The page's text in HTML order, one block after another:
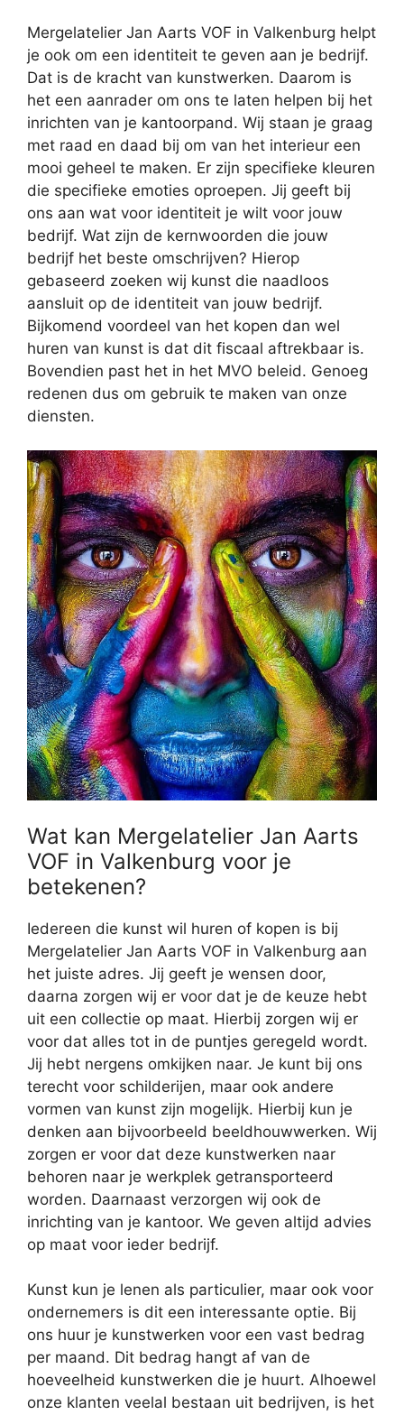
Mergelatelier Jan Aarts VOF in Valkenburg helpt
je ook om een identiteit te geven aan je bedrijf.
Dat is de kracht van kunstwerken. Daarom is
het een aanrader om ons te laten helpen bij het
inrichten van je kantoorpand. Wij staan je graag
met raad en daad bij om van het interieur een
mooi geheel te maken. Er zijn specifieke kleuren
die specifieke emoties oproepen. Jij geeft bij
ons aan wat voor identiteit je wilt voor jouw
bedrijf. Wat zijn de kernwoorden die jouw
bedrijf het beste omschrijven? Hierop
gebaseerd zoeken wij kunst die naadloos
aansluit op de identiteit van jouw bedrijf.
Bijkomend voordeel van het kopen dan wel
huren van kunst is dat dit fiscaal aftrekbaar is.
Bovendien past het in het MVO beleid. Genoeg
redenen dus om gebruik te maken van onze
diensten.
Wat kan Mergelatelier Jan Aarts
VOF in Valkenburg voor je
betekenen?
Iedereen die kunst wil huren of kopen is bij
Mergelatelier Jan Aarts VOF in Valkenburg aan
het juiste adres. Jij geeft je wensen door,
daarna zorgen wij er voor dat je de keuze hebt
uit een collectie op maat. Hierbij zorgen wij er
voor dat alles tot in de puntjes geregeld wordt.
Jij hebt nergens omkijken naar. Je kunt bij ons
terecht voor schilderijen, maar ook andere
vormen van kunst zijn mogelijk. Hierbij kun je
denken aan bijvoorbeeld beeldhouwwerken. Wij
zorgen er voor dat deze kunstwerken naar
behoren naar je werkplek getransporteerd
worden. Daarnaast verzorgen wij ook de
inrichting van je kantoor. We geven altijd advies
op maat voor ieder bedrijf.
Kunst kun je lenen als particulier, maar ook voor
ondernemers is dit een interessante optie. Bij
ons huur je kunstwerken voor een vast bedrag
per maand. Dit bedrag hangt af van de
hoeveelheid kunstwerken die je huurt. Alhoewel
onze klanten veelal bestaan uit bedrijven, is het